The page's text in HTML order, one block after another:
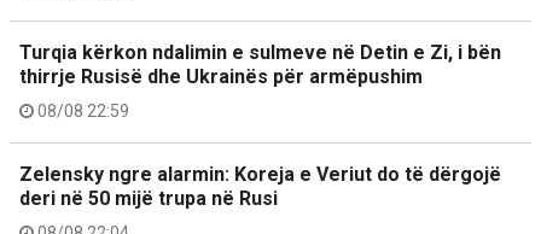
Turqia kërkon ndalimin e sulmeve në Detin e Zi, i bën
thirrje Rusisë dhe Ukrainës për armëpushim
08/08 22:59
Zelensky ngre alarmin: Koreja e Veriut do të dërgojë
deri në 50 mijë trupa në Rusi